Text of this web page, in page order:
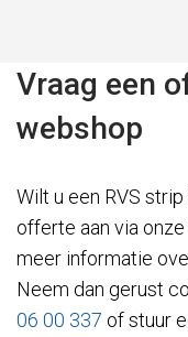
Vraag een
webshop
Wilt u een RVS
offerte aan via
meer informatie
Neem dan gerust
06 00 337 of stuur